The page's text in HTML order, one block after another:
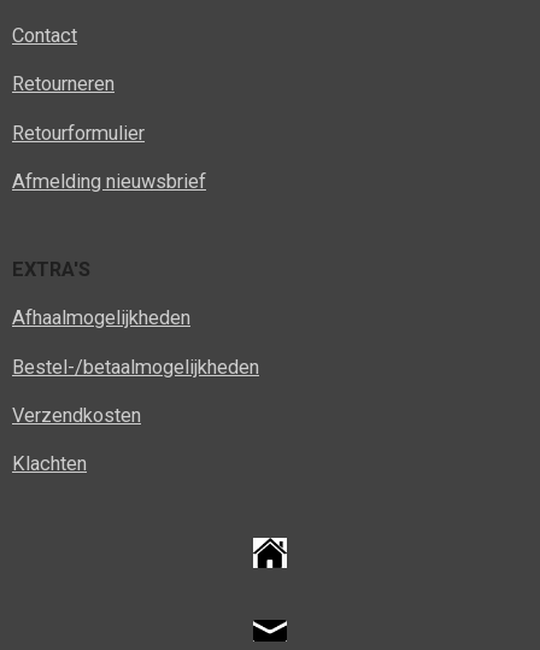
Contact
Retourneren
Retourformulier
Afmelding nieuwsbrief
EXTRA'S
Afhaalmogelijkheden
Bestel-/betaalmogelijkheden
Verzendkosten
Klachten